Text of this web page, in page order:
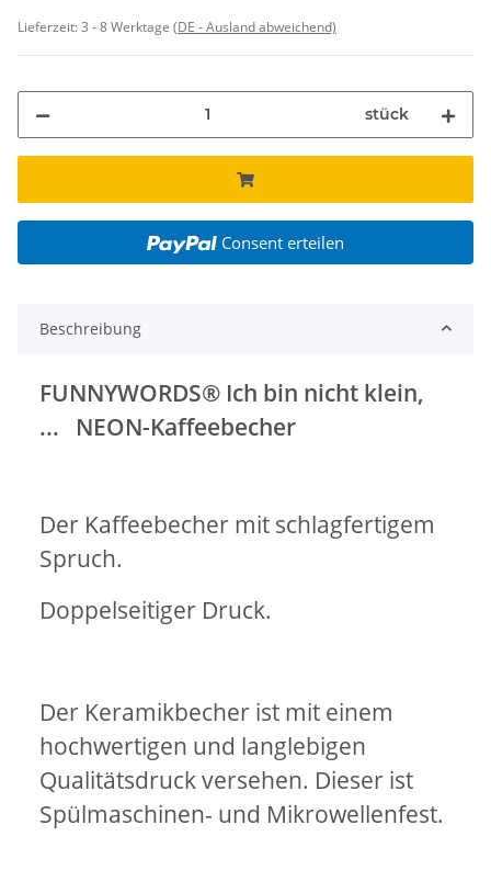
Lieferzeit:3 - 8 Werktage (DE - Ausland abweichend)
stück
Consent erteilen
Beschreibung
FUNNYWORDS® Ich bin nicht klein,
... NEON-Kaffeebecher
Der Kaffeebecher mit schlagfertigem
Spruch.
Doppelseitiger Druck.
Der Keramikbecher ist mit einem
hochwertigen und langlebigen
Qualitätsdruck versehen. Dieser ist
Spülmaschinen- und Mikrowellenfest.